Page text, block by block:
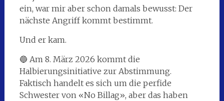
ein, war mir aber schon damals bewusst: Der
nächste Angriff kommt bestimmt.
Und er kam.
🔵 Am 8. März 2026 kommt die
Halbierungsinitiative zur Abstimmung.
Faktisch handelt es sich um die perfide
Schwester von «No Billag», aber das haben